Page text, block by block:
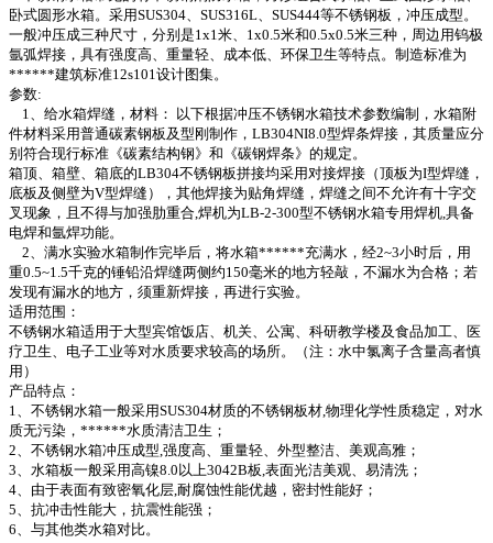
卧式圆形水箱。采用SUS304、SUS316L、SUS444等不锈钢板，冲压成型。
一般冲压成三种尺寸，分别是1x1米、1x0.5米和0.5x0.5米三种，周边用钨极
氩弧焊接，具有强度高、重量轻、成本低、环保卫生等特点。制造标准为
******建筑标准12s101设计图集。
参数:
1、给水箱焊缝，材料： 以下根据冲压不锈钢水箱技术参数编制，水箱附
件材料采用普通碳素钢板及型刚制作，LB304NI8.0型焊条焊接，其质量应分
别符合现行标准《碳素结构钢》和《碳钢焊条》的规定。
箱顶、箱壁、箱底的LB304不锈钢板拼接均采用对接焊接（顶板为I型焊缝，
底板及侧壁为V型焊缝），其他焊接为贴角焊缝，焊缝之间不允许有十字交
叉现象，且不得与加强肋重合,焊机为LB-2-300型不锈钢水箱专用焊机,具备
电焊和氩焊功能。
2、满水实验水箱制作完毕后，将水箱******充满水，经2~3小时后，用
重0.5~1.5千克的锤铅沿焊缝两侧约150毫米的地方轻敲，不漏水为合格；若
发现有漏水的地方，须重新焊接，再进行实验。
适用范围：
不锈钢水箱适用于大型宾馆饭店、机关、公寓、科研教学楼及食品加工、医
疗卫生、电子工业等对水质要求较高的场所。（注：水中氯离子含量高者慎
用）
产品特点：
1、不锈钢水箱一般采用SUS304材质的不锈钢板材,物理化学性质稳定，对水
质无污染，******水质清洁卫生；
2、不锈钢水箱冲压成型,强度高、重量轻、外型整洁、美观高雅；
3、水箱板一般采用高镍8.0以上3042B板,表面光洁美观、易清洗；
4、由于表面有致密氧化层,耐腐蚀性能优越，密封性能好；
5、抗冲击性能大，抗震性能强；
6、与其他类水箱对比。